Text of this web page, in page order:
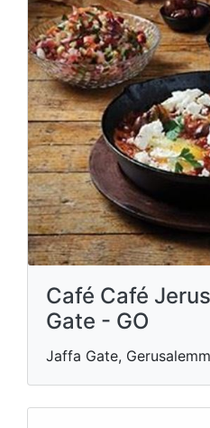
Café Café
Gate - GO
Jaffa Gate,